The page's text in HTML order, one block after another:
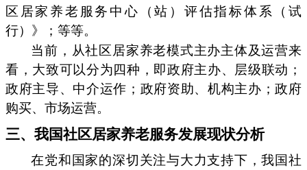
区居家养老服务中心（站）评估指标体系（试
行）》；等等。
当前，从社区居家养老模式主办主体及运营来
看，大致可以分为四种，即政府主办、层级联动；
政府主导、中介运作；政府资助、机构主办；政府
购买、市场运营。
三、我国社区居家养老服务发展现状分析
在党和国家的深切关注与大力支持下，我国社